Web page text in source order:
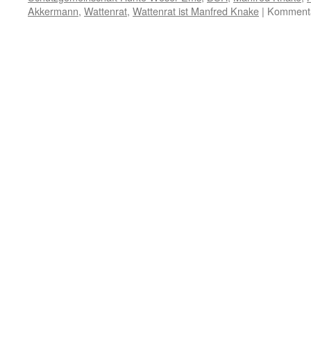
Akkermann, Wattenrat, Wattenrat ist Manfred Knake |